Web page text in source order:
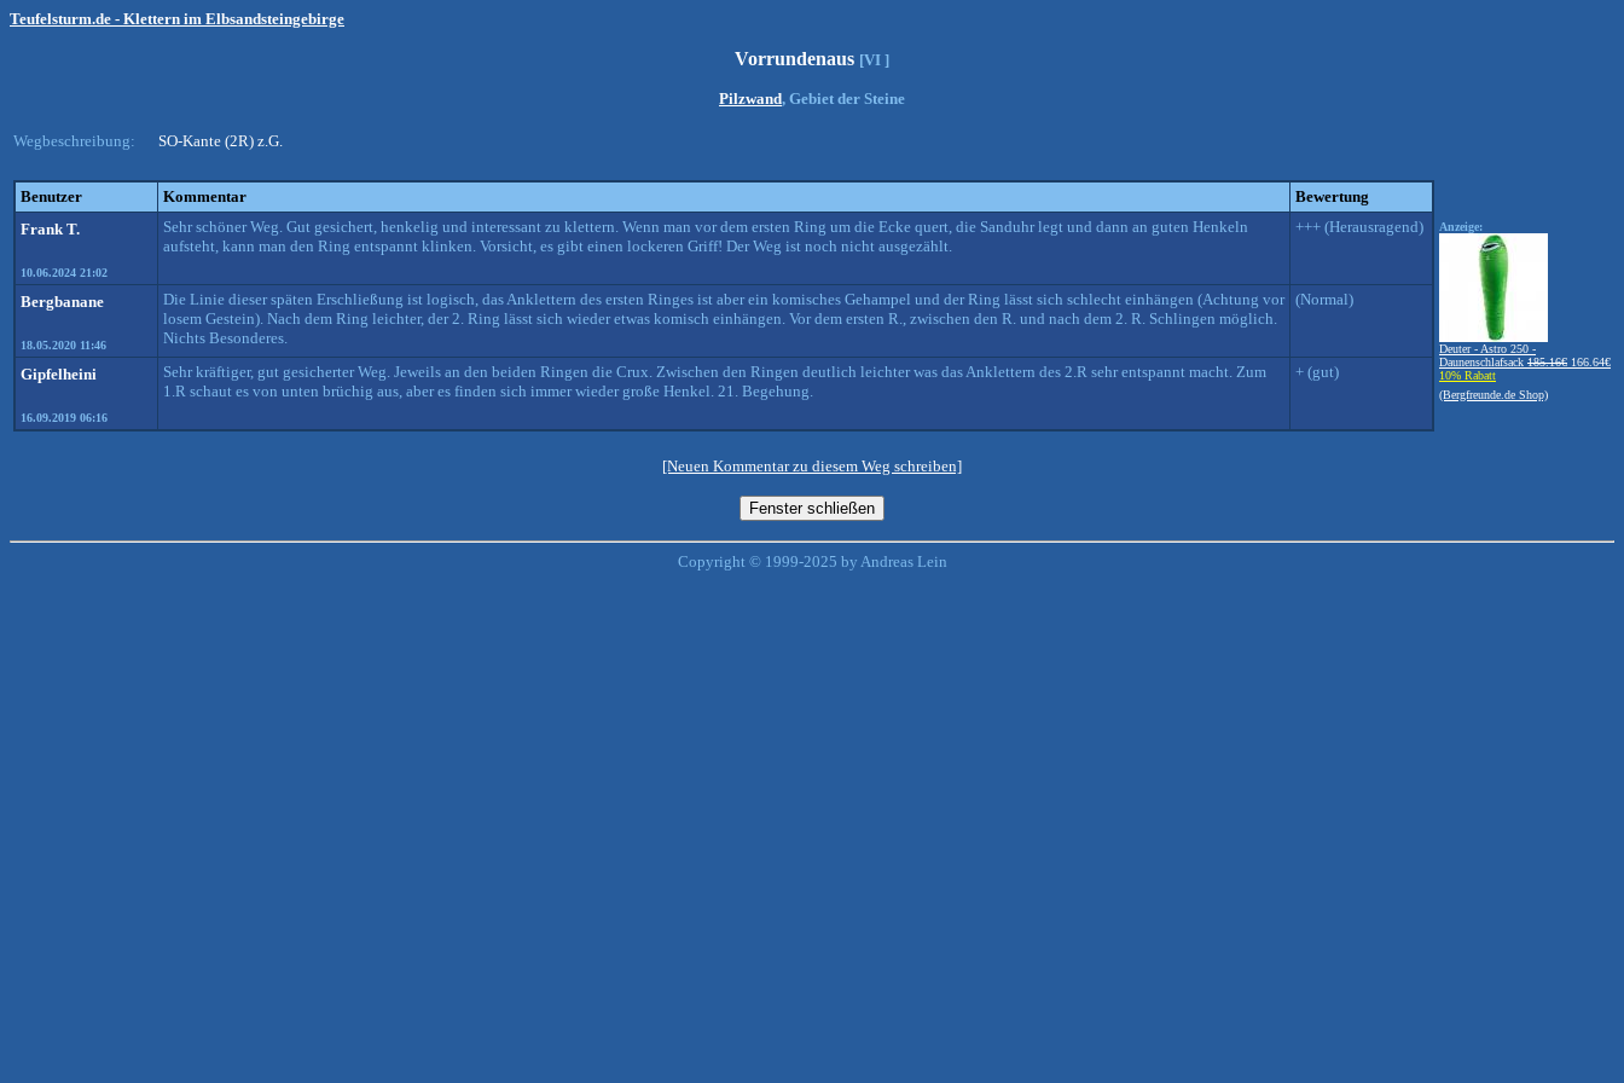
Teufelsturm.de - Klettern im Elbsandsteingebirge
Vorrundenaus [VI ]
Pilzwand, Gebiet der Steine
Wegbeschreibung: SO-Kante (2R) z.G.
Benutzer Kommentar
Bewertung
Frank T.
10.06.2024 21:02
Sehr schöner Weg. Gut gesichert, henkelig und interessant zu klettern. Wenn man vor dem ersten Ring um die Ecke quert, die Sanduhr legt und dann an guten Henkeln
aufsteht, kann man den Ring entspannt klinken. Vorsicht, es gibt einen lockeren Griff! Der Weg ist noch nicht ausgezählt.
+++ (Herausragend)
Bergbanane
18.05.2020 11:46
Die Linie dieser späten Erschließung ist logisch, das Anklettern des ersten Ringes ist aber ein komisches Gehampel und der Ring lässt sich schlecht einhängen (Achtung vor
losem Gestein). Nach dem Ring leichter, der 2. Ring lässt sich wieder etwas komisch einhängen. Vor dem ersten R., zwischen den R. und nach dem 2. R. Schlingen möglich.
Nichts Besonderes.
(Normal)
Gipfelheini
16.09.2019 06:16
Sehr kräftiger, gut gesicherter Weg. Jeweils an den beiden Ringen die Crux. Zwischen den Ringen deutlich leichter was das Anklettern des 2.R sehr entspannt macht. Zum
1.R schaut es von unten brüchig aus, aber es finden sich immer wieder große Henkel. 21. Begehung.
+ (gut)
Anzeige:
Deuter - Astro 250 -
Daunenschlafsack 185.16€ 166.64€
10% Rabatt
(Bergfreunde.de Shop)
[Neuen Kommentar zu diesem Weg schreiben]
Copyright © 1999-2025 by Andreas Lein